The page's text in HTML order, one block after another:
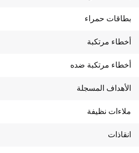
بطاقات حمراء
أخطاء مرتكبة
أخطاء مرتكبة ضده
الأهداف المسجلة
ملاءات نظيفة
انقاذات